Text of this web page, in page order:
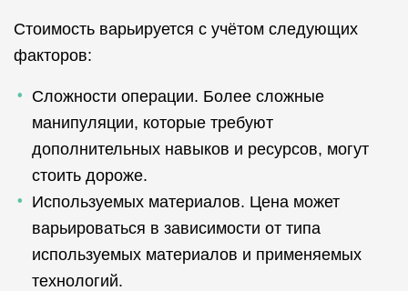
Стоимость варьируется с учётом следующих
факторов:
Сложности операции. Более сложные
манипуляции, которые требуют
дополнительных навыков и ресурсов, могут
стоить дороже.
Используемых материалов. Цена может
варьироваться в зависимости от типа
используемых материалов и применяемых
технологий.